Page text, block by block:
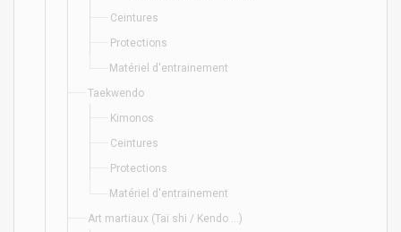
Ceintures
Protections
Matériel d'entrainement
Taekwendo
Kimonos
Ceintures
Protections
Matériel d'entrainement
Art martiaux (Taï shi / Kendo ...)